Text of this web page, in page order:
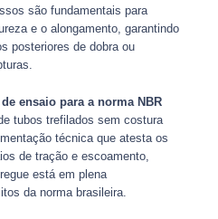
são fundamentais para
e o alongamento, garantindo
posteriores de dobra ou
ensaio para a norma NBR
tubos trefilados sem costura
técnica que atesta os
de tração e escoamento,
está em plena
da norma brasileira.